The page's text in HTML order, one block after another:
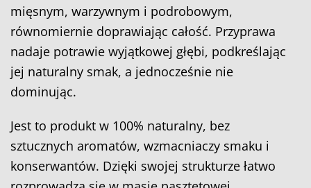
mięsnym, warzywnym i podrobowym,
równomiernie doprawiając całość. Przyprawa
nadaje potrawie wyjątkowej głębi, podkreślając
jej naturalny smak, a jednocześnie nie
dominując.
Jest to produkt w 100% naturalny, bez
sztucznych aromatów, wzmacniaczy smaku i
konserwantów. Dzięki swojej strukturze łatwo